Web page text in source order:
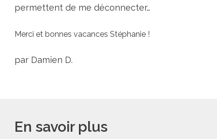
permettent de me déconnecter…
Merci et bonnes vacances Stéphanie !
par Damien D.
En savoir plus